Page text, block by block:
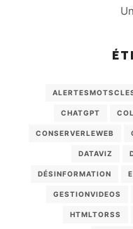
CHATGPT
CONSERVERLEWEB
DATAVIZ
DÉSINFORMATION
GESTIONVIDEOS
HTMLTORSS